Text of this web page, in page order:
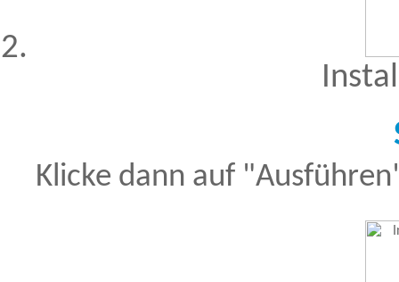
Klicke dann auf